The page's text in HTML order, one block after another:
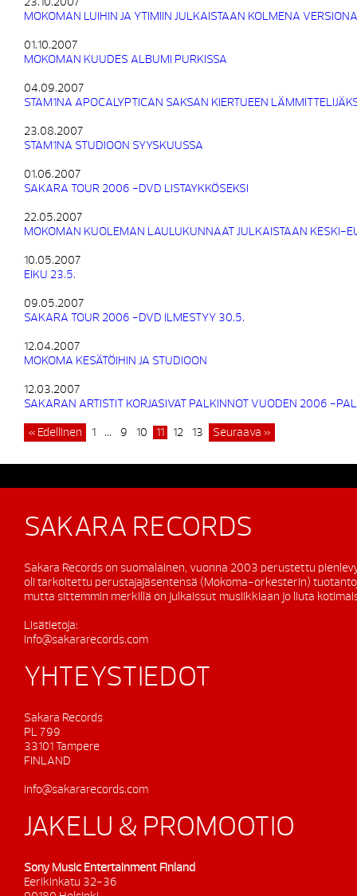
MOKOMAN LUIHIN JA YTIMIIN JULKAISTAAN KOLMENA VERSIONA
01.10.2007
MOKOMAN KUUDES ALBUMI PURKISSA
04.09.2007
STAM1NA APOCALYPTICAN SAKSAN KIERTUEEN
23.08.2007
STAM1NA STUDIOON SYYSKUUSSA
01.06.2007
SAKARA TOUR 2006 -DVD LISTAYKKÖSEKSI
22.05.2007
MOKOMAN KUOLEMAN LAULUKUNNAAT JULKAISTAAN KESKI-
10.05.2007
EIKU 23.5.
09.05.2007
SAKARA TOUR 2006 -DVD ILMESTYY 30.5.
12.04.2007
MOKOMA KESÄTÖIHIN JA STUDIOON
12.03.2007
SAKARAN ARTISTIT KORJASIVAT PALKINNOT VUODEN 2006 -
« Edellinen 1 … 9 10 11 12 13 Seuraava »
SAKARA RECORDS
Sakara Records on suomalainen, vuonna 2003 perustettu
oli tarkoitettu perustajajäsentensä (Mokoma-orkesterin)
mutta sittemmin merkillä on julkaissut musiikkiaan jo liuta
Lisätietoja:
info@sakararecords.com
YHTEYSTIEDOT
Sakara Records
PL 799
33101 Tampere
FINLAND
info@sakararecords.com
JAKELU & PROMOOTIO
Sony Music Entertainment Finland
Eerikinkatu 32-36